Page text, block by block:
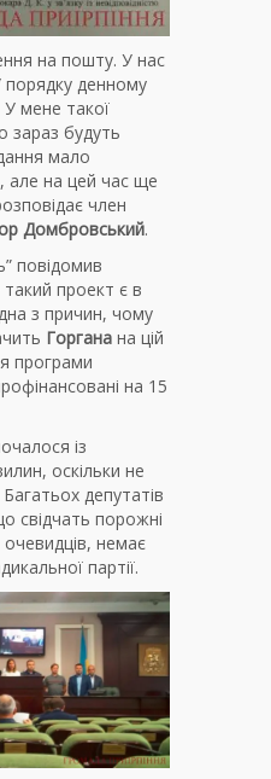
на пошту. У нас
порядку денному
мене такої
зараз будуть
мало
але на цей час ще
член
Домбровський.
повідомив
проект є в
з причин, чому
Горгана на цій
програми
на 15
із
оскільки не
депутатів
свідчать порожні
очевидців, немає
партії.